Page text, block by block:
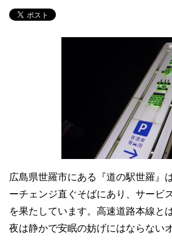
広島県世羅市にある『道の駅世羅』
ーチェンジ直ぐそばにあり、サービ
を果たしています。高速道路本線と
夜は静かで安眠の妨げにはならない